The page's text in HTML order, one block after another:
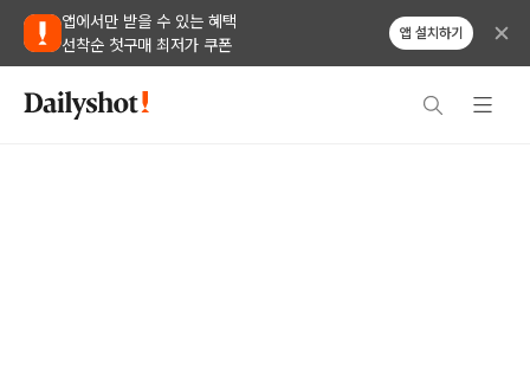
앱에서만 받을 수 있는 혜택
선착순 첫구매 최저가 쿠폰
앱 설치하기